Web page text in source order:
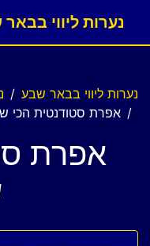
נערות ליווי
נערות ליווי בבאר שבע
אפרת סטודנטית הכי
אפרת